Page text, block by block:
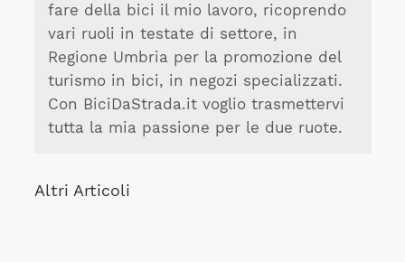
fare della bici il mio lavoro, ricoprendo
vari ruoli in testate di settore, in
Regione Umbria per la promozione del
turismo in bici, in negozi specializzati.
Con BiciDaStrada.it voglio trasmettervi
tutta la mia passione per le due ruote.
Altri Articoli